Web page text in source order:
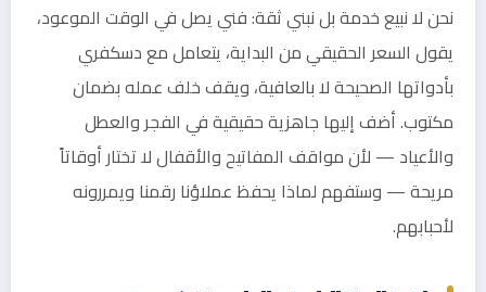
نحن لا نبيع خدمة بل نبني ثقة: فني يصل في الوقت الموعود،
يقول السعر الحقيقي من البداية، يتعامل مع دسكفري
بأدواتها الصحيحة لا بالعافية، ويقف خلف عمله بضمان
مكتوب. أضف إليها جاهزية حقيقية في الفجر والعطل
والأعياد — لأن مواقف المفاتيح والأقفال لا تختار أوقاتاً
مريحة — وستفهم لماذا يحفظ عملاؤنا رقمنا ويمررونه
لأحبابهم.